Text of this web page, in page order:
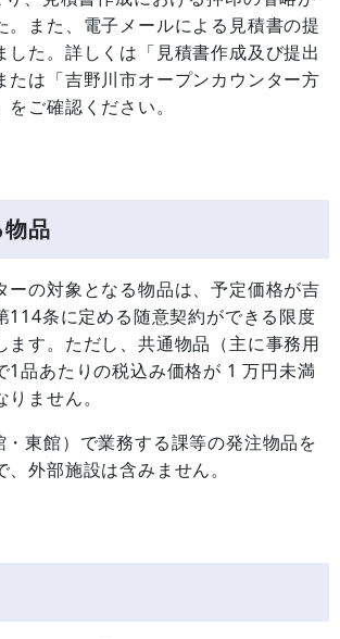
。また、電子メールによる見積書の提
した。詳しくは「見積書作成及び提出
たは「吉野川市オープンカウンター方
ご確認ください。
品
ーの対象となる物品は、予定価格が吉
114条に定める随意契約ができる限度
ます。ただし、共通物品（主に事務用
1品あたりの税込み価格が 1 万円未満
ません。
東館）で業務する課等の発注物品を
外部施設は含みません。